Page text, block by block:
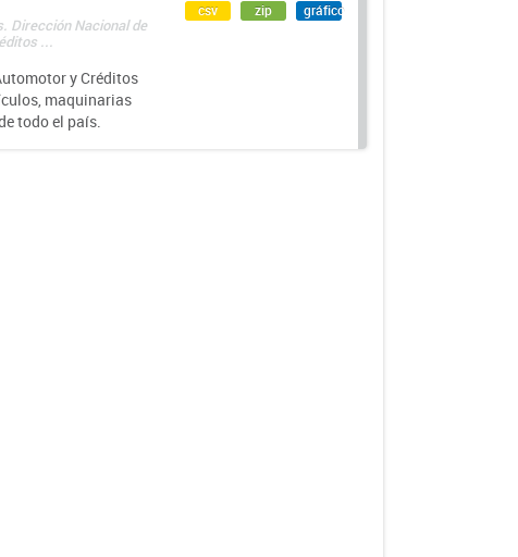
Dirección Nacional de
...
y Créditos
maquinarias
todo el país.
csv zip gráfico